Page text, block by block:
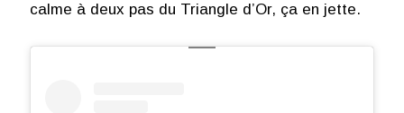
calme à deux pas du Triangle d’Or, ça en jette.